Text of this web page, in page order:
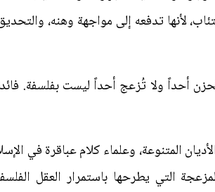
لأنها تدفعه إلى مواجهة وهنه،
أحداً ولا تُزعج أحداً ليست بفلسفة.
المتنوعة، وعلماء كلام عباقرة في
التي يطرحها باستمرار العقل